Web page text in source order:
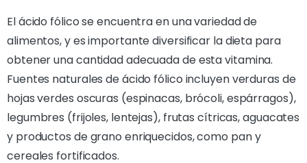
El ácido fólico se encuentra en una variedad de
alimentos, y es importante diversificar la dieta para
obtener una cantidad adecuada de esta vitamina.
Fuentes naturales de ácido fólico incluyen verduras de
hojas verdes oscuras (espinacas, brócoli, espárragos),
legumbres (frijoles, lentejas), frutas cítricas, aguacates
y productos de grano enriquecidos, como pan y
cereales fortificados.